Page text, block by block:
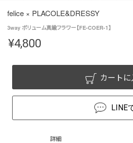
felice × PLACOLE&DRESSY
3way ボリューム真鍮フラワー【FE-COER-1】
¥4,800
カート
LINE
詳細